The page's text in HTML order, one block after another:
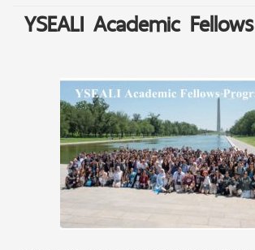
YSEALI Academic Fellows